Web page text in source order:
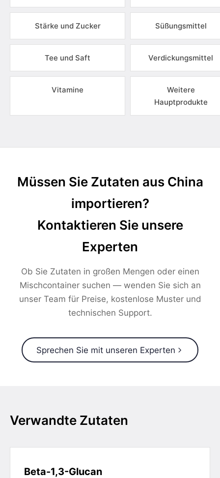
Stärke und Zucker Süßungsmittel
Tee und Saft Verdickungsmittel
Vitamine
Weitere
Hauptprodukte
Müssen Sie Zutaten aus China
importieren?
Kontaktieren Sie unsere
Experten
Ob Sie Zutaten in großen Mengen oder einen
Mischcontainer suchen — wenden Sie sich an
unser Team für Preise, kostenlose Muster und
technischen Support.
Sprechen Sie mit unseren Experten
Verwandte Zutaten
Beta-1,3-Glucan